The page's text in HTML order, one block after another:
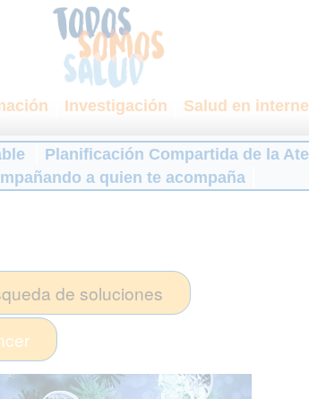
Investigación Salud en
Planificación Compartida de la
a quien te acompaña
de soluciones